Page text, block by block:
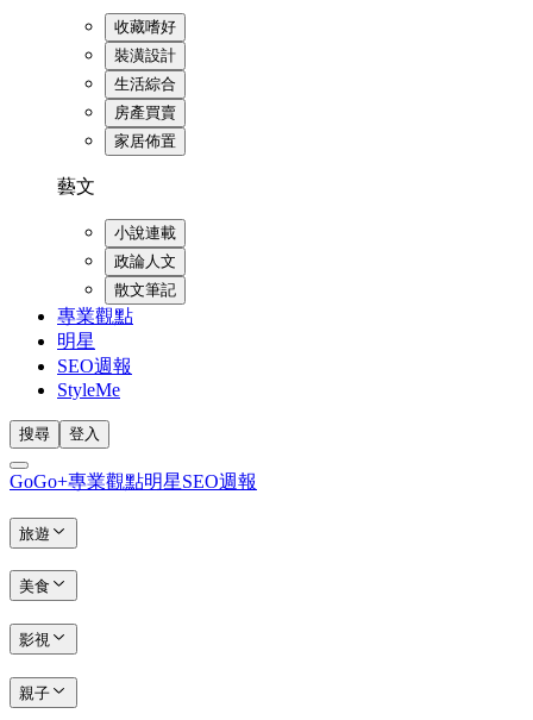
收藏嗜好
裝潢設計
生活綜合
房產買賣
家居佈置
藝文
小說連載
政論人文
散文筆記
專業觀點
明星
SEO週報
StyleMe
搜尋 登入
GoGo+專業觀點明星SEO週報
旅遊
美食
影視
親子